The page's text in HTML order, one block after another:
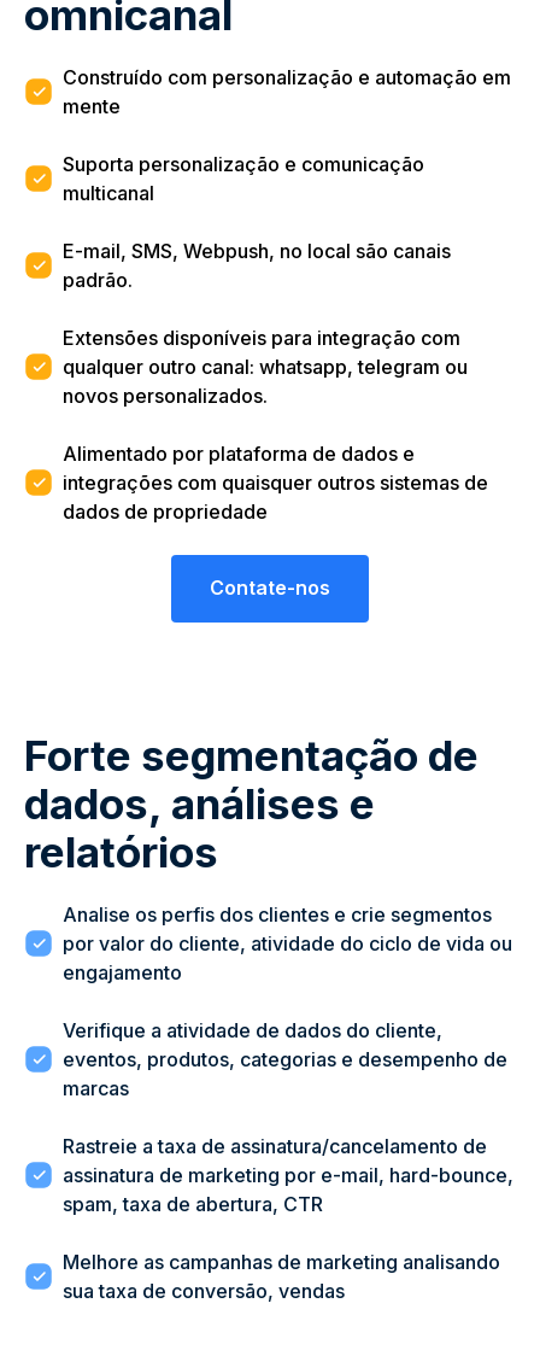
omnicanal
Construído com personalização e automação em
mente
Suporta personalização e comunicação
multicanal
E-mail, SMS, Webpush, no local são canais
padrão.
Extensões disponíveis para integração com
qualquer outro canal: whatsapp, telegram ou
novos personalizados.
Alimentado por plataforma de dados e
integrações com quaisquer outros sistemas de
dados de propriedade
Contate-nos
Forte segmentação de
dados, análises e
relatórios
Analise os perfis dos clientes e crie segmentos
por valor do cliente, atividade do ciclo de vida ou
engajamento
Verifique a atividade de dados do cliente,
eventos, produtos, categorias e desempenho de
marcas
Rastreie a taxa de assinatura/cancelamento de
assinatura de marketing por e-mail, hard-bounce,
spam, taxa de abertura, CTR
Melhore as campanhas de marketing analisando
sua taxa de conversão, vendas